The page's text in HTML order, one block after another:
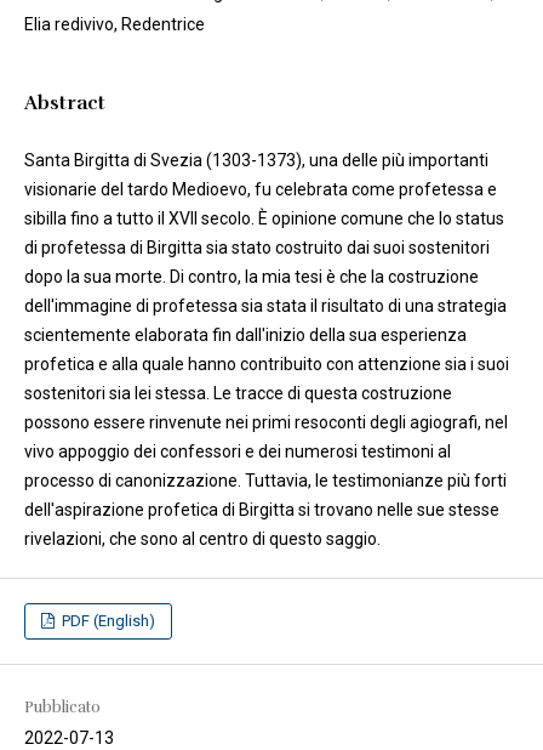
Elia redivivo, Redentrice
Abstract
Santa Birgitta di Svezia (1303-1373), una delle più importanti
visionarie del tardo Medioevo, fu celebrata come profetessa e
sibilla fino a tutto il XVII secolo. È opinione comune che lo status
di profetessa di Birgitta sia stato costruito dai suoi sostenitori
dopo la sua morte. Di contro, la mia tesi è che la costruzione
dell'immagine di profetessa sia stata il risultato di una strategia
scientemente elaborata fin dall'inizio della sua esperienza
profetica e alla quale hanno contribuito con attenzione sia i suoi
sostenitori sia lei stessa. Le tracce di questa costruzione
possono essere rinvenute nei primi resoconti degli agiografi, nel
vivo appoggio dei confessori e dei numerosi testimoni al
processo di canonizzazione. Tuttavia, le testimonianze più forti
dell'aspirazione profetica di Birgitta si trovano nelle sue stesse
rivelazioni, che sono al centro di questo saggio.
PDF (English)
Pubblicato
2022-07-13